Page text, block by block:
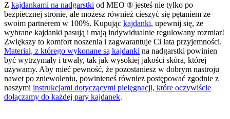
Z kajdankami na nadgarstki od MEO ® jesteś nie tylko po
bezpiecznej stronie, ale możesz również cieszyć się pętaniem ze
swoim partnerem w 100%. Kupując kajdanki, upewnij się, że
wybrane kajdanki pasują i mają indywidualnie regulowany rozmiar!
Zwiększy to komfort noszenia i zagwarantuje Ci lata przyjemności.
Materiał, z którego wykonane są kajdanki na nadgarstki powinien
być wytrzymały i trwały, tak jak wysokiej jakości skóra, której
używamy. Aby mieć pewność, że pozostaniesz w dobrym nastroju
nawet po zniewoleniu, powinieneś również postępować zgodnie z
naszymi instrukcjami dotyczącymi pielęgnacji, które oczywiście
dołączamy do każdej pary kajdanek.